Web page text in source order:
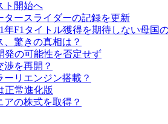
ト開始へ
タースライダーの記録を更新
年F1タイトル獲得を期待しない母国
、驚きの真相は？
発の可能性を否定せず
渉を再開？
ーリエンジン搭載？
正常進化版
アの株式を取得？